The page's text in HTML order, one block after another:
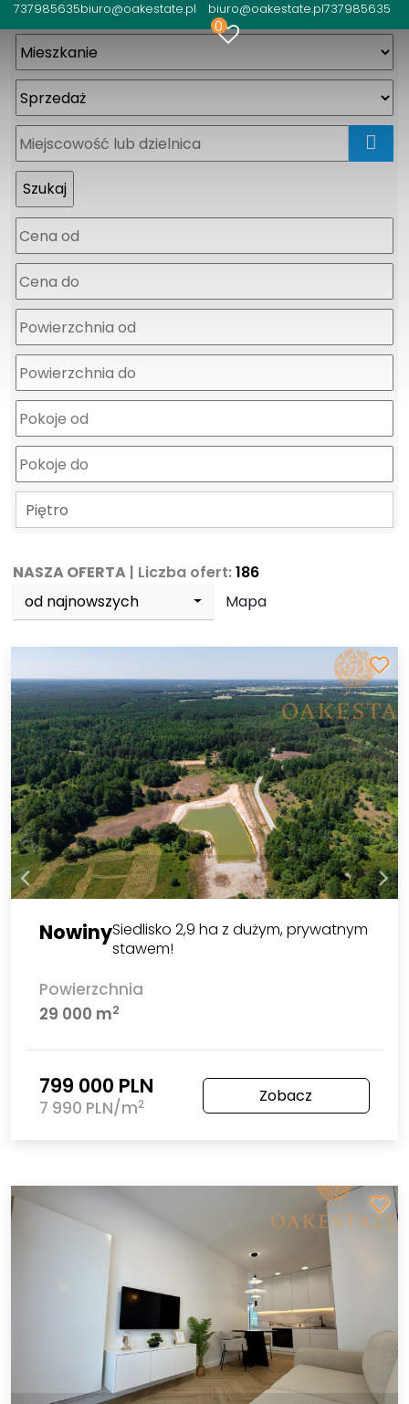
737985635biuro@oakestate.pl biuro@oakestate.pl737985635
0
Piętro
NASZA OFERTA | Liczba ofert:186
od najnowszych
Mapa
NowinySiedlisko 2,9 ha z dużym, prywatnym
stawem!
Powierzchnia
29 000 m2
799 000 PLN
7 990 PLN/m2 Zobacz